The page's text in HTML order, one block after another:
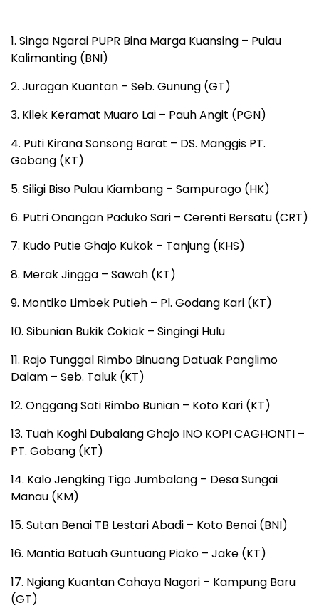
1. Singa Ngarai PUPR Bina Marga Kuansing – Pulau
Kalimanting (BNI)
2. Juragan Kuantan – Seb. Gunung (GT)
3. Kilek Keramat Muaro Lai – Pauh Angit (PGN)
4. Puti Kirana Sonsong Barat – DS. Manggis PT.
Gobang (KT)
5. Siligi Biso Pulau Kiambang – Sampurago (HK)
6. Putri Onangan Paduko Sari – Cerenti Bersatu (CRT)
7. Kudo Putie Ghajo Kukok – Tanjung (KHS)
8. Merak Jingga – Sawah (KT)
9. Montiko Limbek Putieh – Pl. Godang Kari (KT)
10. Sibunian Bukik Cokiak – Singingi Hulu
11. Rajo Tunggal Rimbo Binuang Datuak Panglimo
Dalam – Seb. Taluk (KT)
12. Onggang Sati Rimbo Bunian – Koto Kari (KT)
13. Tuah Koghi Dubalang Ghajo INO KOPI CAGHONTI –
PT. Gobang (KT)
14. Kalo Jengking Tigo Jumbalang – Desa Sungai
Manau (KM)
15. Sutan Benai TB Lestari Abadi – Koto Benai (BNI)
16. Mantia Batuah Guntuang Piako – Jake (KT)
17. Ngiang Kuantan Cahaya Nagori – Kampung Baru
(GT)